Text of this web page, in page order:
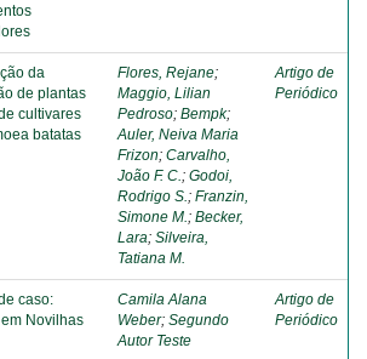
da
de plantas
cultivares
batatas
Flores, Rejane;
Maggio, Lilian
Pedroso; Bempk;
Auler, Neiva Maria
Frizon; Carvalho,
João F. C.; Godoi,
Rodrigo S.; Franzin,
Simone M.; Becker,
Lara; Silveira,
Tatiana M.
Artigo de
Periódico
caso:
em Novilhas
Camila Alana
Weber; Segundo
Autor Teste
Artigo de
Periódico